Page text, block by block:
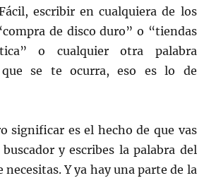
escribir en cualquiera de los
de disco duro” o “tiendas
o cualquier otra palabra
que se te ocurra, eso es lo de
significar es el hecho de que vas
y escribes la palabra del
necesitas. Y ya hay una parte de la